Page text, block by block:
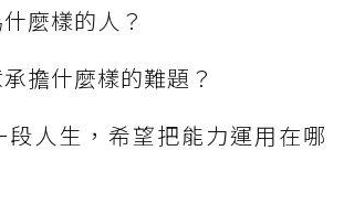
麼樣的人？
擔什麼樣的難題？
段人生，希望把能力運用在哪